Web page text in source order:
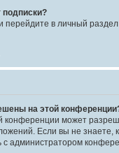
подписки?
перейдите в личный
на этой
конференции может
Если вы не знаете,
администратором